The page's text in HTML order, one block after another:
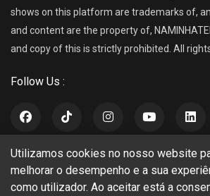
Utilizamos cookies no nosso website
melhorar o desempenho e a sua
como utilizador. Ao aceitar está a
shows on this platform are trademarks of,
and content are the property of,
and copy of this is strictly prohibited. All
Follow Us :
NAMINHATERRA® TV